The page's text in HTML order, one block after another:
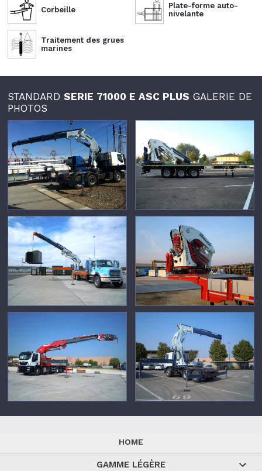
Corbeille
Plate-forme auto-
nivelante
Traitement des grues
marines
STANDARDSERIE 71000 E ASC PLUS GALERIE DE
PHOTOS
HOME
GAMME LÉGÈRE